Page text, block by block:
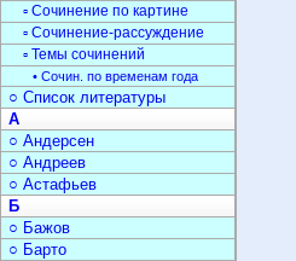
▫ Сочинение по картине
▫ Сочинение-рассуждение
▫ Темы сочинений
• Сочин. по временам года
○ Список литературы
А
○ Андерсен
○ Андреев
○ Астафьев
Б
○ Бажов
○ Барто